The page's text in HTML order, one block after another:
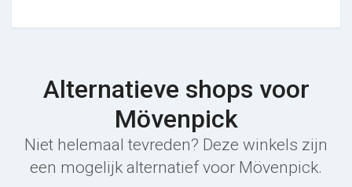
Alternatieve shops voor
Mövenpick
Niet helemaal tevreden? Deze winkels zijn
een mogelijk alternatief voor Mövenpick.